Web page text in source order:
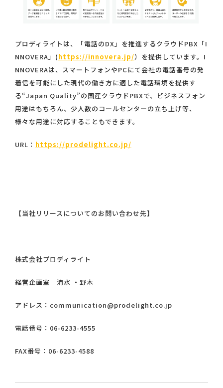
プロディライトは、「電話のDX」を推進するクラウドPBX「I
NNOVERA」(https://innovera.jp/）を提供しています。I
NNOVERAは、スマートフォンやPCにて会社の電話番号の発
着信を可能にした現代の働き方に適した電話環境を提供す
る“Japan Quality”の国産クラウドPBXで、ビジネスフォン
用途はもちろん、少人数のコールセンターの立ち上げ等、
様々な用途に対応することもできます。
URL： https://prodelight.co.jp/
【当社リリースについてのお問い合わせ先】
株式会社プロディライト
経営企画室 清水 ・野木
アドレス：communication@prodelight.co.jp
電話番号：06-6233-4555
FAX番号：06-6233-4588